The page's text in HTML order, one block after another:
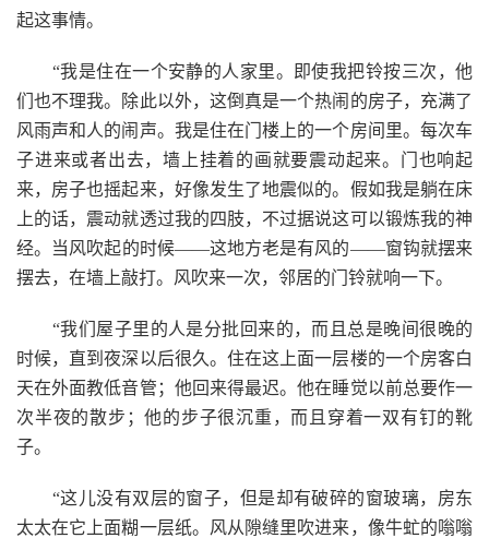
起这事情。
“我是住在一个安静的人家里。即使我把铃按三次，他
们也不理我。除此以外，这倒真是一个热闹的房子，充满了
风雨声和人的闹声。我是住在门楼上的一个房间里。每次车
子进来或者出去，墙上挂着的画就要震动起来。门也响起
来，房子也摇起来，好像发生了地震似的。假如我是躺在床
上的话，震动就透过我的四肢，不过据说这可以锻炼我的神
经。当风吹起的时候——这地方老是有风的——窗钩就摆来
摆去，在墙上敲打。风吹来一次，邻居的门铃就响一下。
“我们屋子里的人是分批回来的，而且总是晚间很晚的
时候，直到夜深以后很久。住在这上面一层楼的一个房客白
天在外面教低音管；他回来得最迟。他在睡觉以前总要作一
次半夜的散步；他的步子很沉重，而且穿着一双有钉的靴
子。
“这儿没有双层的窗子，但是却有破碎的窗玻璃，房东
太太在它上面糊一层纸。风从隙缝里吹进来，像牛虻的嗡嗡